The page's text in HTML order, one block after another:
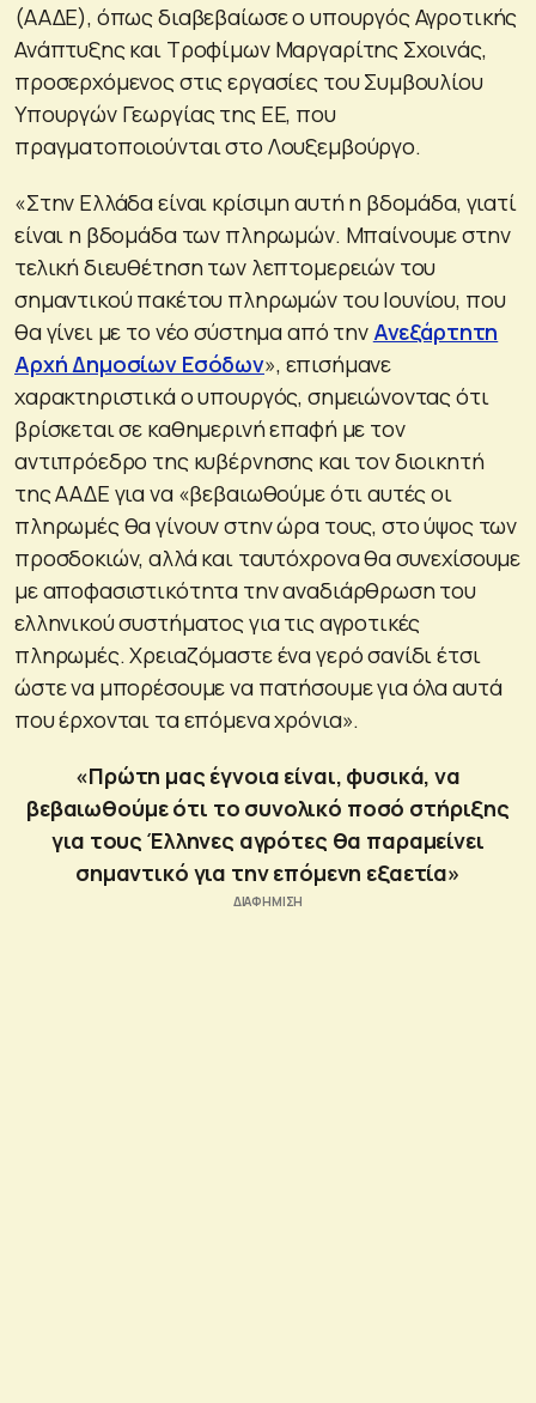
(ΑΑΔΕ), όπως διαβεβαίωσε ο υπουργός Αγροτικής
Ανάπτυξης και Τροφίμων Μαργαρίτης Σχοινάς,
προσερχόμενος στις εργασίες του Συμβουλίου
Υπουργών Γεωργίας της ΕΕ, που
πραγματοποιούνται στο Λουξεμβούργο.
«Στην Ελλάδα είναι κρίσιμη αυτή η βδομάδα, γιατί
είναι η βδομάδα των πληρωμών. Μπαίνουμε στην
τελική διευθέτηση των λεπτομερειών του
σημαντικού πακέτου πληρωμών του Ιουνίου, που
θα γίνει με το νέο σύστημα από την Ανεξάρτητη
Αρχή Δημοσίων Εσόδων», επισήμανε
χαρακτηριστικά ο υπουργός, σημειώνοντας ότι
βρίσκεται σε καθημερινή επαφή με τον
αντιπρόεδρο της κυβέρνησης και τον διοικητή
της ΑΑΔΕ για να «βεβαιωθούμε ότι αυτές οι
πληρωμές θα γίνουν στην ώρα τους, στο ύψος των
προσδοκιών, αλλά και ταυτόχρονα θα συνεχίσουμε
με αποφασιστικότητα την αναδιάρθρωση του
ελληνικού συστήματος για τις αγροτικές
πληρωμές. Χρειαζόμαστε ένα γερό σανίδι έτσι
ώστε να μπορέσουμε να πατήσουμε για όλα αυτά
που έρχονται τα επόμενα χρόνια».
«Πρώτη μας έγνοια είναι, φυσικά, να
βεβαιωθούμε ότι το συνολικό ποσό στήριξης
για τους Έλληνες αγρότες θα παραμείνει
σημαντικό για την επόμενη εξαετία»